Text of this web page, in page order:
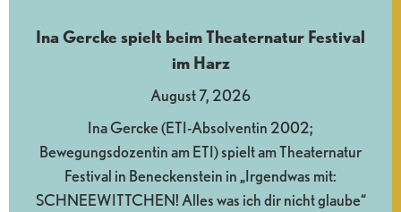
Ina Gercke spielt beim Theaternatur Festival
im Harz
August 7, 2026
Ina Gercke (ETI-Absolventin 2002;
Bewegungsdozentin am ETI) spielt am Theaternatur
Festival in Beneckenstein in „Irgendwas mit:
SCHNEEWITTCHEN! Alles was ich dir nicht glaube“